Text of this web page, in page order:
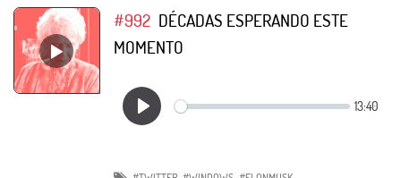
#992 DÉCADAS ESPERANDO ESTE
MOMENTO